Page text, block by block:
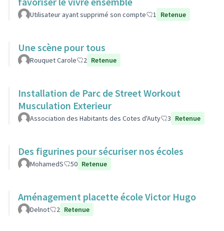
Utilisateur ayant supprimé son compte 1 Retenue
Une scène pour tous
Rouquet Carole 2 Retenue
Installation de Parc de Street Workout
Musculation Exterieur
Association des Habitants des Cotes d'Auty 3 Retenue
Des figurines pour sécuriser nos écoles
MohamedS 50 Retenue
Aménagement placette école Victor Hugo
Delnot 2 Retenue